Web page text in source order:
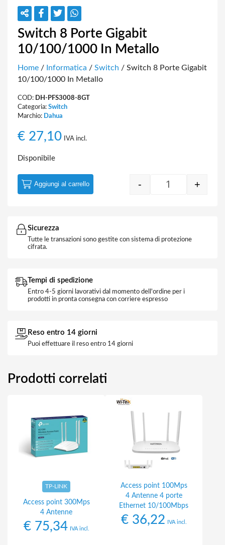
Switch 8 Porte Gigabit
10/100/1000 In Metallo
Home / Informatica / Switch / Switch 8 Porte Gigabit
10/100/1000 In Metallo
COD: DH-PFS3008-8GT
Categoria: Switch
Marchio: Dahua
€ 27,10 IVA incl.
Disponibile
Switch 8 Porte
- +
Aggiungi al carrello
Sicurezza
Tutte le transazioni sono gestite con sistema di protezione
cifrata.
Tempi di spedizione
Entro 4-5 giorni lavorativi dal momento dell'ordine per i
prodotti in pronta consegna con corriere espresso
Reso entro 14 giorni
Puoi effettuare il reso entro 14 giorni
Prodotti correlati
TP-LINK
Access point 300Mps
4 Antenne
€75,34 IVA incl.
Access point 100Mps
4 Antenne 4 porte
Ethernet 10/100Mbps
€36,22 IVA incl.